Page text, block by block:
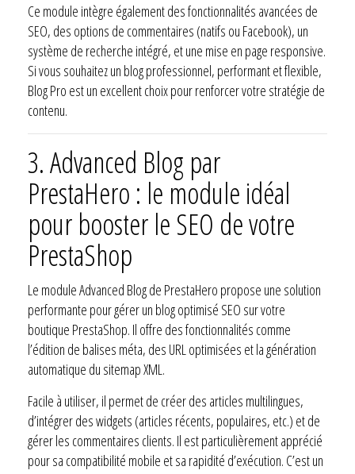
Ce module intègre également des fonctionnalités avancées de
SEO, des options de commentaires (natifs ou Facebook), un
système de recherche intégré, et une mise en page responsive.
Si vous souhaitez un blog professionnel, performant et flexible,
Blog Pro est un excellent choix pour renforcer votre stratégie de
contenu.
3.Advanced Blog par
PrestaHero : le module idéal
pour booster le SEO de votre
PrestaShop
Le module Advanced Blog de PrestaHero propose une solution
performante pour gérer un blog optimisé SEO sur votre
boutique PrestaShop. Il offre des fonctionnalités comme
l’édition de balises méta, des URL optimisées et la génération
automatique du sitemap XML.
Facile à utiliser, il permet de créer des articles multilingues,
d’intégrer des widgets (articles récents, populaires, etc.) et de
gérer les commentaires clients. Il est particulièrement apprécié
pour sa compatibilité mobile et sa rapidité d’exécution. C’est un